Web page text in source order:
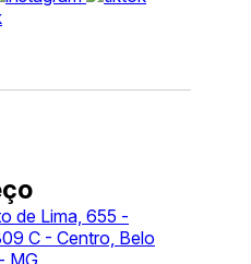
de Lima, 655 -
C - Centro, Belo